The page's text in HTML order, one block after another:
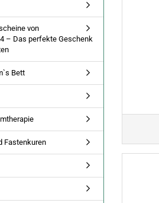
von
– Das perfekte Geschenk
Bett
Fastenkuren